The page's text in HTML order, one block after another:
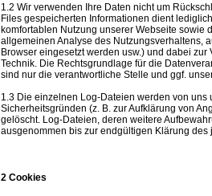
1.2 Wir verwenden Ihre Daten nicht um
Files gespeicherten Informationen dient
komfortablen Nutzung unserer Webseite sowie
allgemeinen Analyse des Nutzungsverhaltens,
Browser eingesetzt werden usw.) und dabei
Technik. Die Rechtsgrundlage für die
sind nur die verantwortliche Stelle und ggf.
1.3 Die einzelnen Log-Dateien werden von
Sicherheitsgründen (z. B. zur Aufklärung von
gelöscht. Log-Dateien, deren weitere
ausgenommen bis zur endgültigen Klärung des
2 Cookies